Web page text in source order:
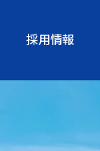
採用情報